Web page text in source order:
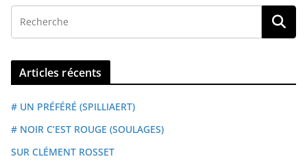
Articles récents
# UN PRÉFÉRÉ (SPILLIAERT)
# NOIR C’EST ROUGE (SOULAGES)
SUR CLÉMENT ROSSET